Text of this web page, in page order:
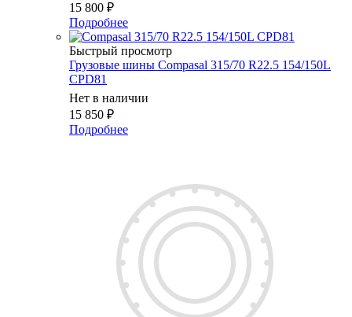
15 800 ₽
Подробнее
Быстрый просмотр
Грузовые шины Compasal 315/70 R22.5 154/150L
CPD81
Нет в наличии
15 850 ₽
Подробнее